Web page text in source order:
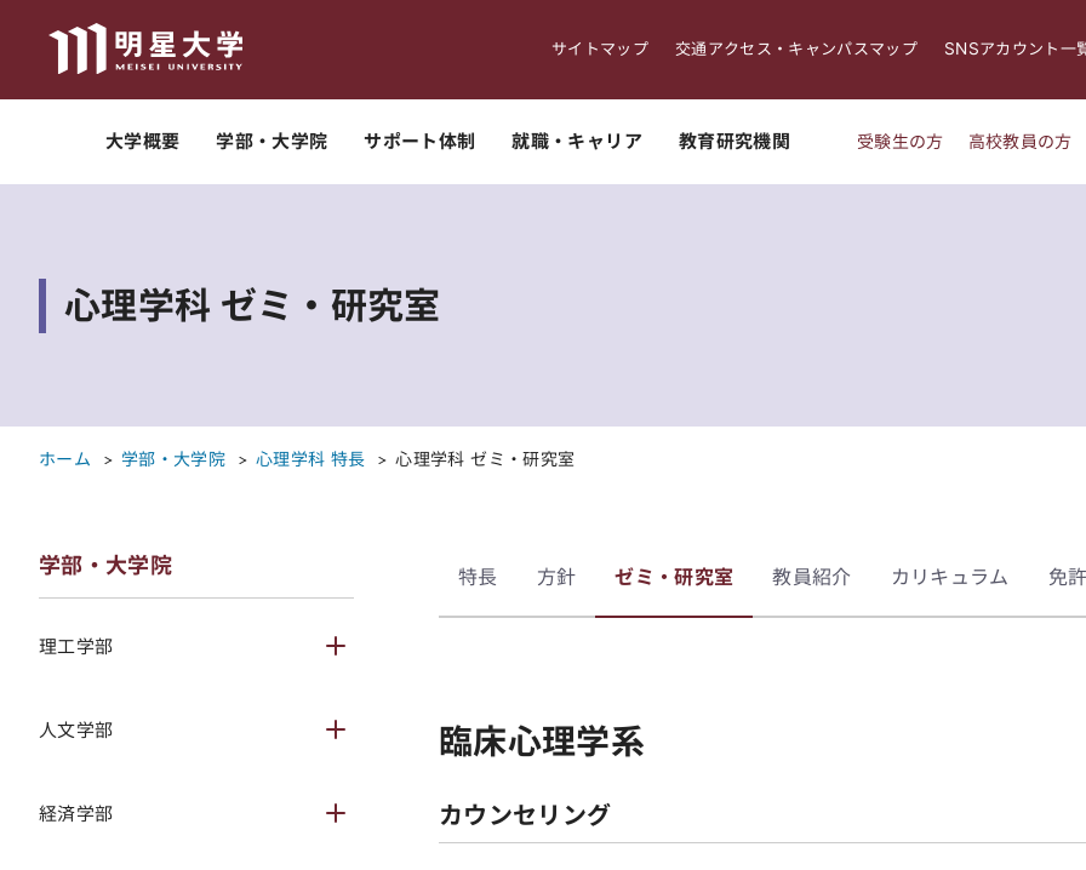
サイトマップ 交通アクセス・キャンパスマップ
SNSアカウント一
大学概要 学部・大学院 サポート体制 就職・キャリア 教育研究機関 受験生の方 高校教員の方
心理学科 ゼミ・研究室
ホーム 学部・大学院 心理学科 特長 心理学科 ゼミ・研究室
特長 方針 ゼミ・研究室 教員紹介 カリキュラム 免
臨床心理学系
カウンセリング
学部・大学院
理工学部
サブメニュー開閉
人文学部
サブメニュー開閉
経済学部
サブメニュー開閉